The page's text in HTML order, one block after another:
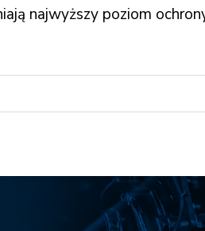
najwyższy poziom